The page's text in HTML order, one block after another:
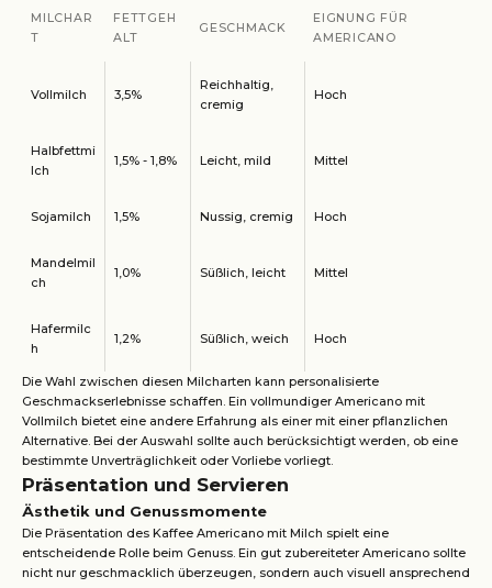
MILCHAR
T
FETTGEH
ALT
GESCHMACK
EIGNUNG FÜR
AMERICANO
Vollmilch 3,5%
Reichhaltig,
cremig
Hoch
Halbfettmi
lch
1,5% - 1,8% Leicht, mild Mittel
Sojamilch 1,5% Nussig, cremig Hoch
Mandelmil
ch
1,0% Süßlich, leicht Mittel
Hafermilc
h
1,2% Süßlich, weich Hoch
Die Wahl zwischen diesen Milcharten kann personalisierte
Geschmackserlebnisse schaffen. Ein vollmundiger Americano mit
Vollmilch bietet eine andere Erfahrung als einer mit einer pflanzlichen
Alternative. Bei der Auswahl sollte auch berücksichtigt werden, ob eine
bestimmte Unverträglichkeit oder Vorliebe vorliegt.
Präsentation und Servieren
Ästhetik und Genussmomente
Die Präsentation des Kaffee Americano mit Milch spielt eine
entscheidende Rolle beim Genuss. Ein gut zubereiteter Americano sollte
nicht nur geschmacklich überzeugen, sondern auch visuell ansprechend